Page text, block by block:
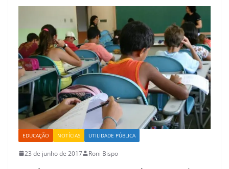
EDUCAÇÃO NOTÍCIAS UTILIDADE PÚBLICA
23 de junho de 2017 Roni Bispo